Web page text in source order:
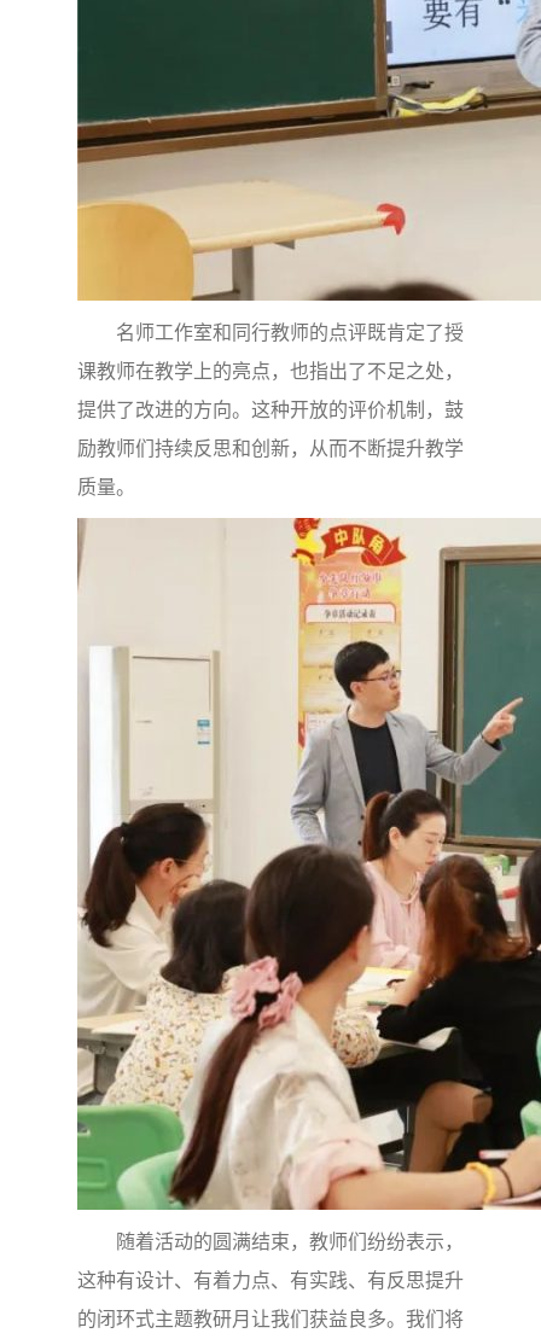
名师工作室和同行教师的点评既肯定了授
课教师在教学上的亮点，也指出了不足之处，
提供了改进的方向。这种开放的评价机制，鼓
励教师们持续反思和创新，从而不断提升教学
质量。
随着活动的圆满结束，教师们纷纷表示，
这种有设计、有着力点、有实践、有反思提升
的闭环式主题教研月让我们获益良多。我们将